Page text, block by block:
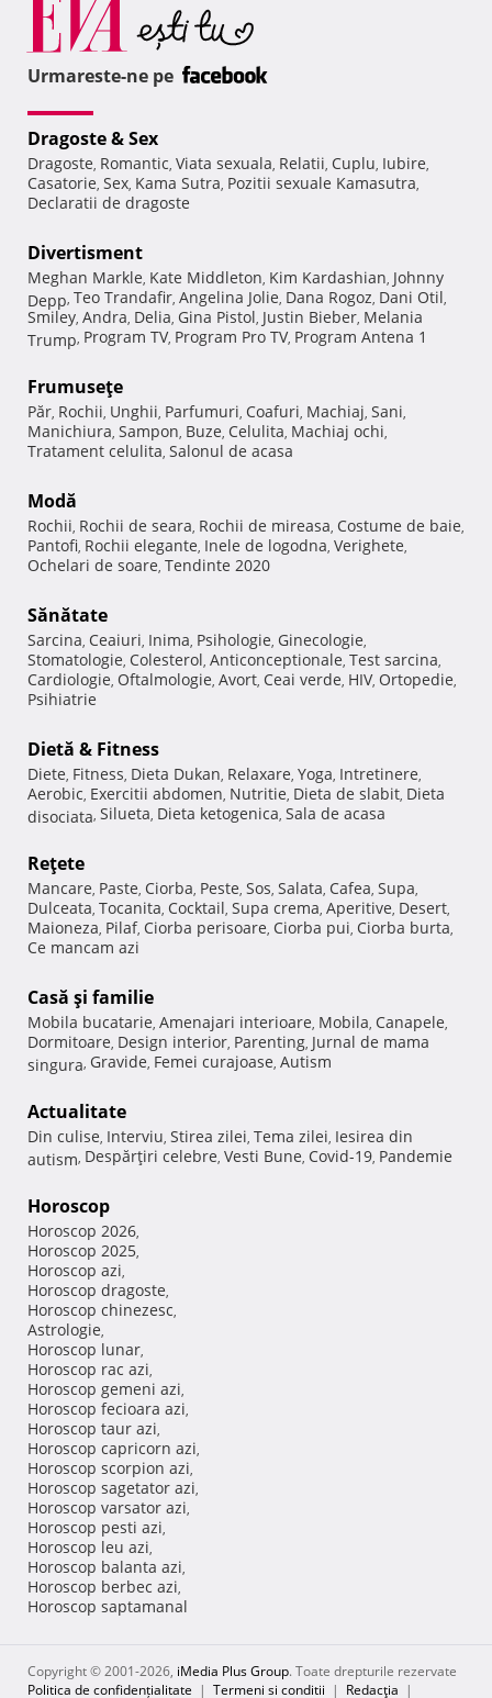
Urmareste-ne pe
Dragoste & Sex
Dragoste, Romantic, Viata sexuala, Relatii, Cuplu, Iubire,
Casatorie, Sex, Kama Sutra, Pozitii sexuale Kamasutra,
Declaratii de dragoste
Divertisment
Meghan Markle, Kate Middleton, Kim Kardashian, Johnny
Depp, Teo Trandafir, Angelina Jolie, Dana Rogoz, Dani Otil,
Smiley, Andra, Delia, Gina Pistol, Justin Bieber, Melania
Trump, Program TV, Program Pro TV, Program Antena 1
Frumuseţe
Păr, Rochii, Unghii, Parfumuri, Coafuri, Machiaj, Sani,
Manichiura, Sampon, Buze, Celulita, Machiaj ochi,
Tratament celulita, Salonul de acasa
Modă
Rochii, Rochii de seara, Rochii de mireasa, Costume de baie,
Pantofi, Rochii elegante, Inele de logodna, Verighete,
Ochelari de soare, Tendinte 2020
Sănătate
Sarcina, Ceaiuri, Inima, Psihologie, Ginecologie,
Stomatologie, Colesterol, Anticonceptionale, Test sarcina,
Cardiologie, Oftalmologie, Avort, Ceai verde, HIV, Ortopedie,
Psihiatrie
Dietă & Fitness
Diete, Fitness, Dieta Dukan, Relaxare, Yoga, Intretinere,
Aerobic, Exercitii abdomen, Nutritie, Dieta de slabit, Dieta
disociata, Silueta, Dieta ketogenica, Sala de acasa
Reţete
Mancare, Paste, Ciorba, Peste, Sos, Salata, Cafea, Supa,
Dulceata, Tocanita, Cocktail, Supa crema, Aperitive, Desert,
Maioneza, Pilaf, Ciorba perisoare, Ciorba pui, Ciorba burta,
Ce mancam azi
Casă şi familie
Mobila bucatarie, Amenajari interioare, Mobila, Canapele,
Dormitoare, Design interior, Parenting, Jurnal de mama
singura, Gravide, Femei curajoase, Autism
Actualitate
Din culise, Interviu, Stirea zilei, Tema zilei, Iesirea din
autism, Despărţiri celebre, Vesti Bune, Covid-19, Pandemie
Horoscop
Horoscop 2026,
Horoscop 2025,
Horoscop azi,
Horoscop dragoste,
Horoscop chinezesc,
Astrologie,
Horoscop lunar,
Horoscop rac azi,
Horoscop gemeni azi,
Horoscop fecioara azi,
Horoscop taur azi,
Horoscop capricorn azi,
Horoscop scorpion azi,
Horoscop sagetator azi,
Horoscop varsator azi,
Horoscop pesti azi,
Horoscop leu azi,
Horoscop balanta azi,
Horoscop berbec azi,
Horoscop saptamanal
Copyright © 2001-2026, iMedia Plus Group. Toate drepturile rezervate
Politica de confidențialitate | Termeni si conditii | Redacţia |